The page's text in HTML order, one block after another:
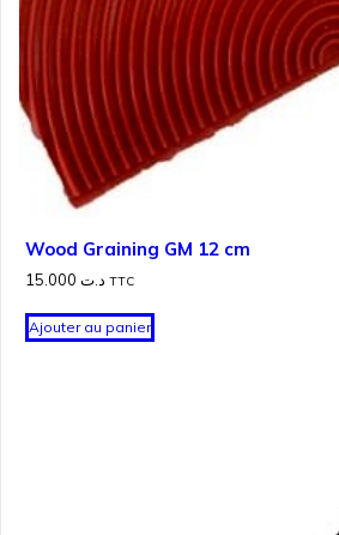
Wood Graining GM 12 cm
د.ت TTC
Ajouter au panier